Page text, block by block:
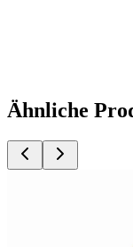
Ähnliche